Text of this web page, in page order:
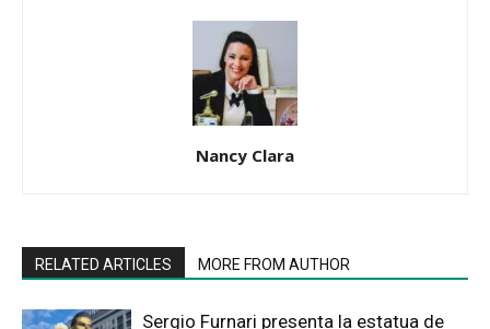
Nancy Clara
RELATED ARTICLES MORE FROM AUTHOR
Sergio Furnari presenta la estatua de